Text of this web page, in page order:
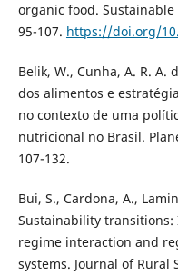
organic food.
95-107. https://doi.org/
Belik, W., Cunha, A. R. A.
dos alimentos e
no contexto de uma
nutricional no Brasil.
107-132.
Bui, S., Cardona, A.,
Sustainability transitions:
regime interaction and
systems. Journal of Rural